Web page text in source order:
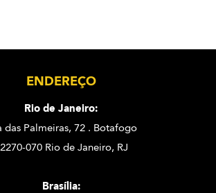
ENDEREÇO
Rio de Janeiro:
das Palmeiras, 72 . Botafogo
070 Rio de Janeiro, RJ
Brasília: